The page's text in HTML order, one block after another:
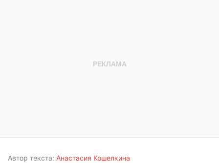
Автор текста: Анастасия Кошелкина